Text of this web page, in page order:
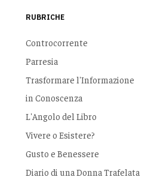
RUBRICHE
Controcorrente
Parresia
Trasformare l'Informazione
in Conoscenza
L'Angolo del Libro
Vivere o Esistere?
Gusto e Benessere
Diario di una Donna Trafelata